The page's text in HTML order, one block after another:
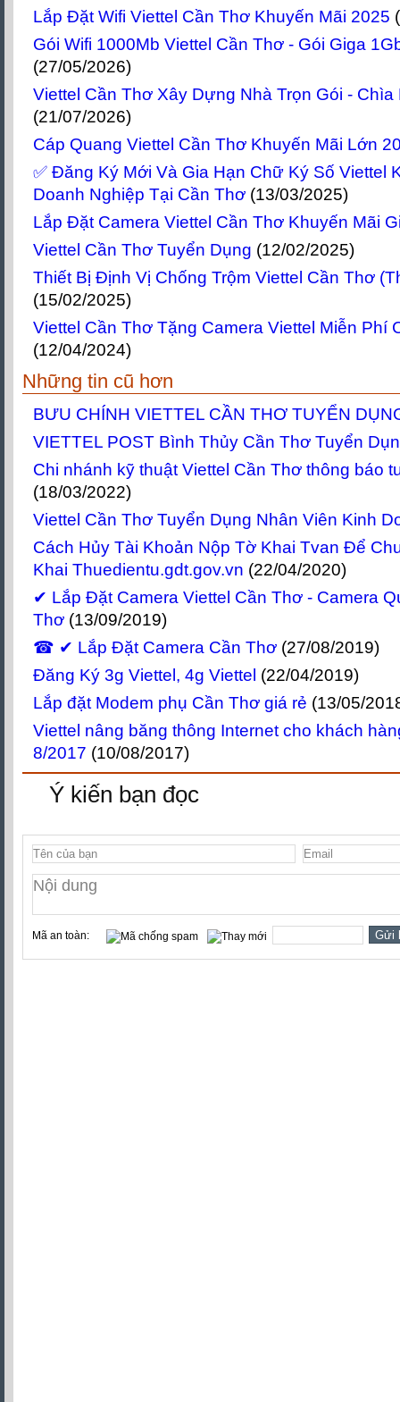
Lắp Đặt Wifi Viettel Cần Thơ Khuyến Mãi 2025
Gói Wifi 1000Mb Viettel Cần Thơ - Gói Giga
(27/05/2026)
Viettel Cần Thơ Xây Dựng Nhà Trọn Gói - Chìa
(21/07/2026)
Cáp Quang Viettel Cần Thơ Khuyến Mãi Lớn
✅‎ Đăng Ký Mới Và Gia Hạn Chữ Ký Số Viettel
Doanh Nghiệp Tại Cần Thơ (13/03/2025)
Lắp Đặt Camera Viettel Cần Thơ Khuyến Mãi
Viettel Cần Thơ Tuyển Dụng (12/02/2025)
Thiết Bị Định Vị Chống Trộm Viettel Cần Thơ
(15/02/2025)
Viettel Cần Thơ Tặng Camera Viettel Miễn Phí
(12/04/2024)
Những tin cũ hơn
BƯU CHÍNH VIETTEL CẦN THƠ TUYỂN
VIETTEL POST Bình Thủy Cần Thơ Tuyển
Chi nhánh kỹ thuật Viettel Cần Thơ thông báo
(18/03/2022)
Viettel Cần Thơ Tuyển Dụng Nhân Viên Kinh
Cách Hủy Tài Khoản Nộp Tờ Khai Tvan Để
Khai Thuedientu.gdt.gov.vn (22/04/2020)
✔‎ Lắp Đặt Camera Viettel Cần Thơ - Camera
Thơ (13/09/2019)
☎ ✔‎ Lắp Đặt Camera Cần Thơ (27/08/2019)
Đăng Ký 3g Viettel, 4g Viettel (22/04/2019)
Lắp đặt Modem phụ Cần Thơ giá rẻ (13/05/
Viettel nâng băng thông Internet cho khách
8/2017 (10/08/2017)
Ý kiến bạn đọc
Mã an toàn: